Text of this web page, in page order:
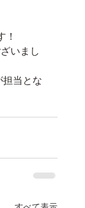
！
いまし
当とな